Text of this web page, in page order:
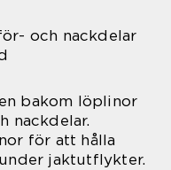
och nackdelar
bakom löplinor
nackdelar.
för att hålla
jaktutflykter.